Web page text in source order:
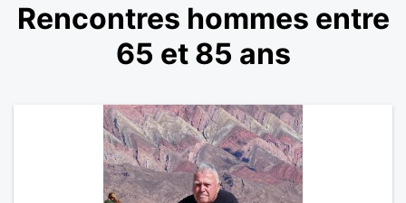
Rencontres hommes entre
65 et 85 ans